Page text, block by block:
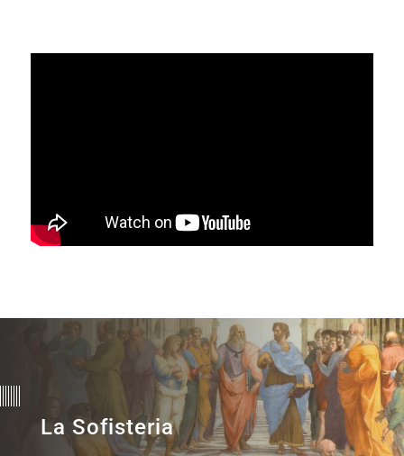
La Sofisteria